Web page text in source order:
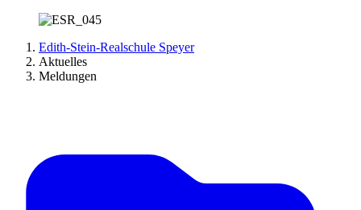
Edith-Stein-Realschule Speyer
Aktuelles
Meldungen